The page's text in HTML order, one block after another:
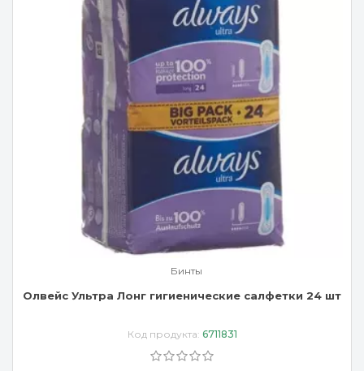
Бинты
Олвейс Ультра Лонг гигиенические салфетки 24 шт
Код продукта: 6711831